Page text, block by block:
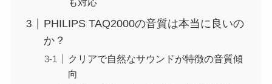
PHILIPS TAQ2000の音質は本当に良いの
か？
クリアで自然なサウンドが特徴の音質傾
向